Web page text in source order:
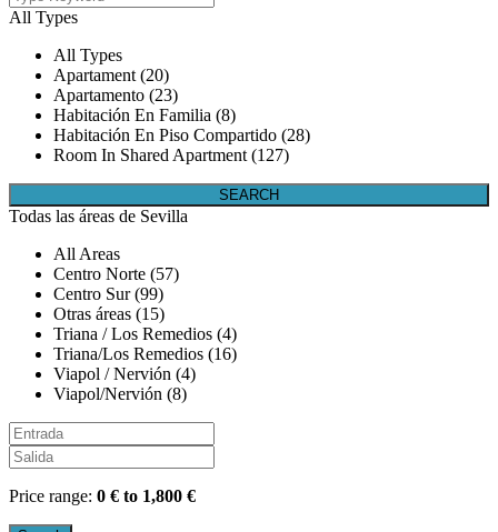
All Types
All Types
Apartament (20)
Apartamento (23)
Habitación En Familia (8)
Habitación En Piso Compartido (28)
Room In Shared Apartment (127)
Todas las áreas de Sevilla
All Areas
Centro Norte (57)
Centro Sur (99)
Otras áreas (15)
Triana / Los Remedios (4)
Triana/Los Remedios (16)
Viapol / Nervión (4)
Viapol/Nervión (8)
Price range: 0 € to 1,800 €